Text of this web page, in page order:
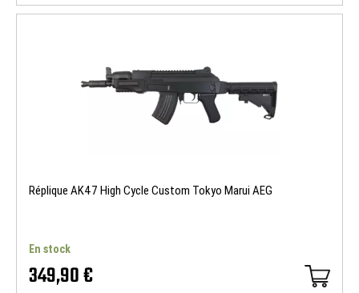
Réplique AK47 High Cycle Custom Tokyo Marui AEG
En stock
349,90 €